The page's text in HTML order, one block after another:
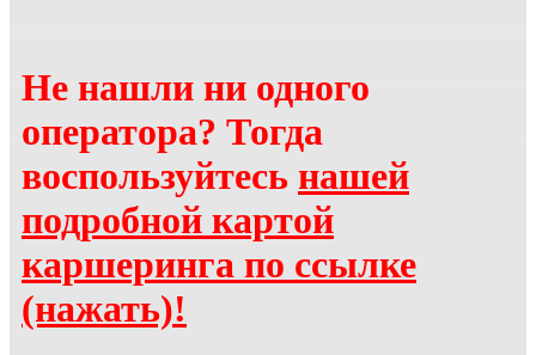
Не нашли ни одного
оператора? Тогда
воспользуйтесь нашей
подробной картой
каршеринга по ссылке
(нажать)!